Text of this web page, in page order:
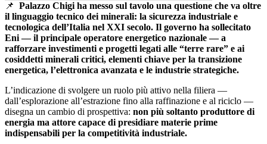
📌 Palazzo Chigi ha messo sul tavolo una questione che va oltre
il linguaggio tecnico dei minerali: la sicurezza industriale e
tecnologica dell’Italia nel XXI secolo. Il governo ha sollecitato
Eni — il principale operatore energetico nazionale — a
rafforzare investimenti e progetti legati alle “terre rare” e ai
cosiddetti minerali critici, elementi chiave per la transizione
energetica, l’elettronica avanzata e le industrie strategiche.
L’indicazione di svolgere un ruolo più attivo nella filiera —
dall’esplorazione all’estrazione fino alla raffinazione e al riciclo —
disegna un cambio di prospettiva: non più soltanto produttore di
energia ma attore capace di presidiare materie prime
indispensabili per la competitività industriale.